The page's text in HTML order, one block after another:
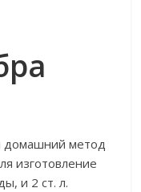
метод
изготовление
и 2 ст. л.